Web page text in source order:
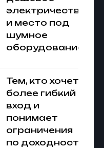
электричество
и место под
шумное
оборудование
Тем, кто хочет
более гибкий
вход и
понимает
ограничения
по доходности